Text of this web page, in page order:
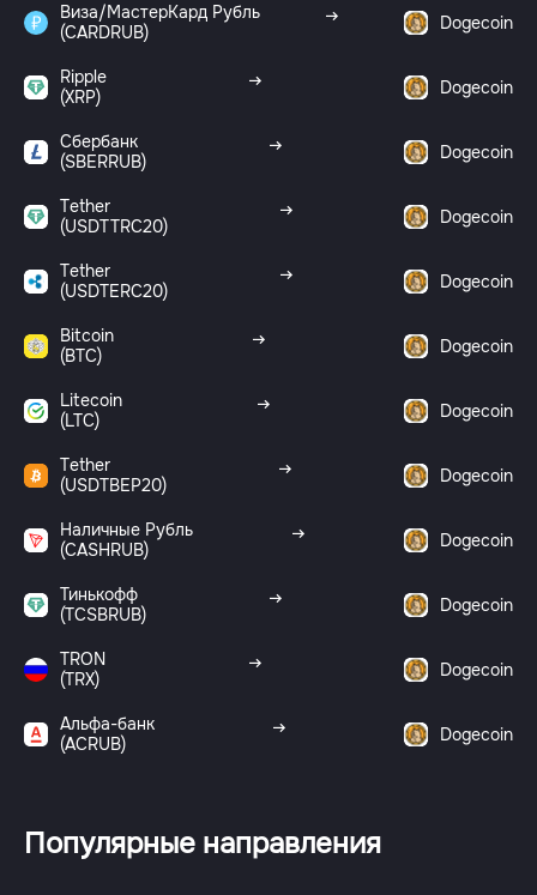
Виза/МастерКард Рубль
(CARDRUB)
Dogecoin
Ripple
(XRP)
Dogecoin
Сбербанк
(SBERRUB)
Dogecoin
Tether
(USDTTRC20)
Dogecoin
Tether
(USDTERC20)
Dogecoin
Bitcoin
(BTC)
Dogecoin
Litecoin
(LTC)
Dogecoin
Tether
(USDTBEP20)
Dogecoin
Наличные Рубль
(CASHRUB)
Dogecoin
Тинькофф
(TCSBRUB)
Dogecoin
TRON
(TRX)
Dogecoin
Альфа-банк
(ACRUB)
Dogecoin
Популярные направления